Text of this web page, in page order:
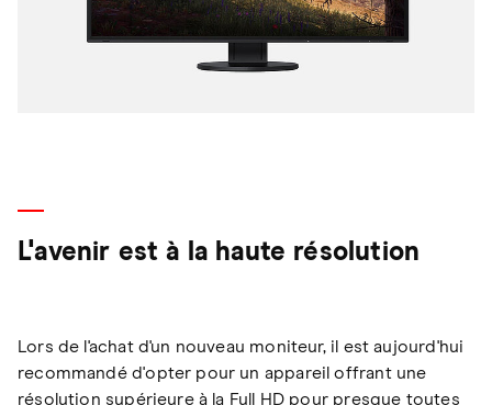
L'avenir est à la haute résolution
Lors de l'achat d'un nouveau moniteur, il est aujourd'hui
recommandé d'opter pour un appareil offrant une
résolution supérieure à la Full HD pour presque toutes